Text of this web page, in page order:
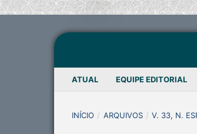
ATUAL EQUIPE EDITORIAL
INÍCIO / ARQUIVOS / V. 33, N.